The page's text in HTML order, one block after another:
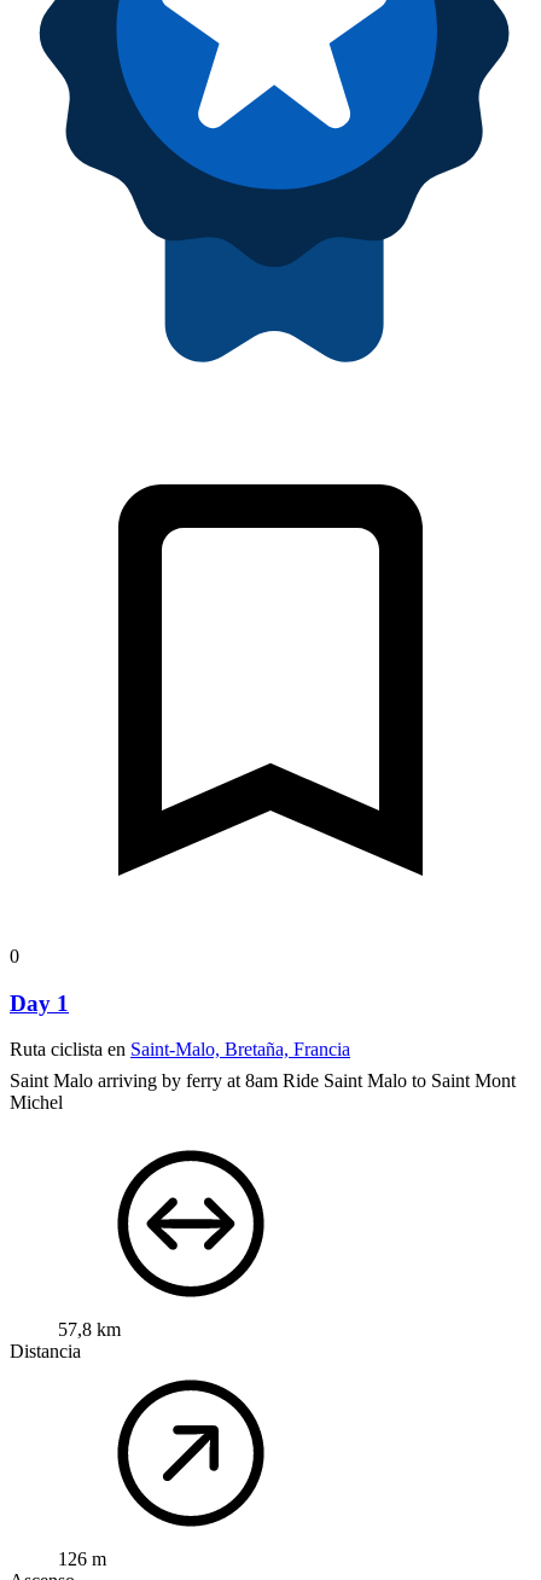
0
Day 1
Ruta ciclista en Saint-Malo, Bretaña, Francia
Saint Malo arriving by ferry at 8am Ride Saint Malo to Saint Mont
Michel
57,8 km
Distancia
126 m